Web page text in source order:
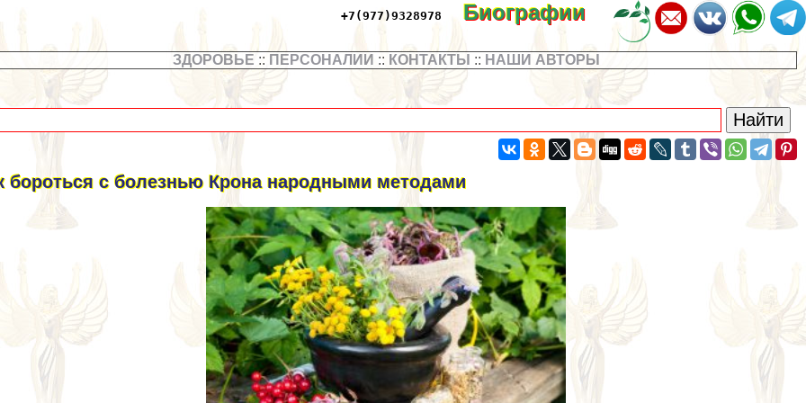
+7(977)9328978 Биографии
ЗДОРОВЬЕ :: ПЕРСОНАЛИИ :: КОНТАКТЫ :: НАШИ АВТОРЫ
бороться с болезнью Крона народными методами